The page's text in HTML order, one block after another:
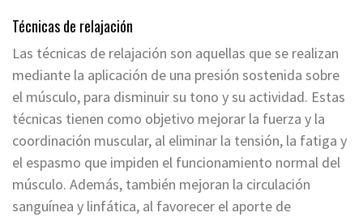
Técnicas de relajación
Las técnicas de relajación son aquellas que se realizan
mediante la aplicación de una presión sostenida sobre
el músculo, para disminuir su tono y su actividad. Estas
técnicas tienen como objetivo mejorar la fuerza y la
coordinación muscular, al eliminar la tensión, la fatiga y
el espasmo que impiden el funcionamiento normal del
músculo. Además, también mejoran la circulación
sanguínea y linfática, al favorecer el aporte de